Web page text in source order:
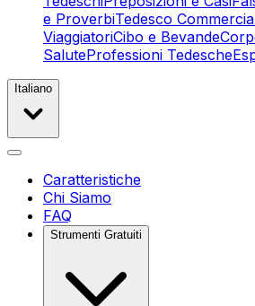
e ProverbiTedesco
ViaggiatoriCibo e Bevande
SaluteProfessioni Tedesche
Italiano
Caratteristiche
Chi Siamo
FAQ
Strumenti Gratuiti